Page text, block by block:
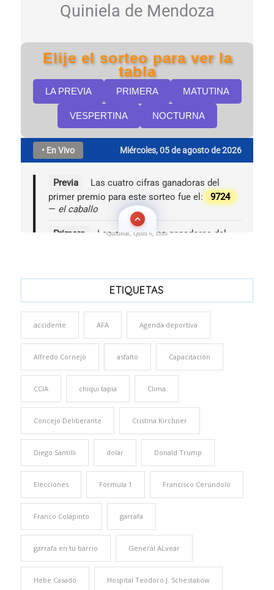
Quinielas, Quini 6, Loto
ETIQUETAS
accidente AFA Agenda deportiva
Alfredo Cornejo asfalto Capacitación
CCIA chiqui tapia Clima
Concejo Deliberante Cristina Kirchner
Diego Santilli dolar Donald Trump
Elecciones Formula 1 Francisco Cerúndolo
Franco Colapinto garrafa
garrafa en tu barrio General ALvear
Hebe Casado Hospital Teodoro J. Schestakow